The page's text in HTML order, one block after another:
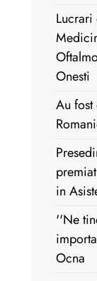
Onesti
Au fost
in
''Ne
Ocna